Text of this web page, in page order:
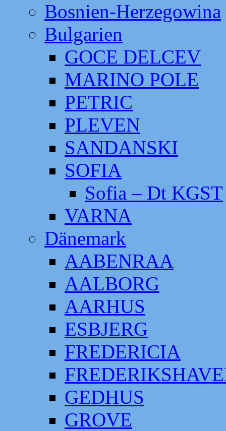
Bosnien-Herzegowina
Bulgarien
GOCE DELCEV
MARINO POLE
PETRIC
PLEVEN
SANDANSKI
SOFIA
Sofia – Dt KGST
VARNA
Dänemark
AABENRAA
AALBORG
AARHUS
ESBJERG
FREDERICIA
GEDHUS
GROVE